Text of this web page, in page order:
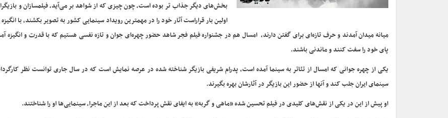
بخش‌های دیگر جذاب تر بوده است، چون چیزی که از شواهد بر می‌آید، فیلمسازان و
اولین بار قراراست آثار خود را در مهمترین رویداد سینمایی کشور به تصویر بکشند، با
میانه میدان آمدند و حرف تازه‌ای برای گفتن دارند، امسال هم در جشنواره فیلم فجر شاهد حضور چهره‌ای جوان و تازه نفسی هستیم که با قدرت و انگیزه
پای خود را سفت کنند و ماندنی باشند.
یکی از چهره جوانی که امسال از تئاتر به سینما آمده است، پدرام شریفی بازیگر شناخته شده در عرصه نمایش است که در سال جاری توانست نظر
سینمای ایران جلب کند و آنها از حضور این بازیگر در آثارشان بهره بگیرند.
او پیش از این در یکی از نقش‌های کلیدی در فیلم تحسین شده «ماهی و گربه» به ایفای نقش پرداخت که بعد از این ماجرا، سینمایی‌ها او را شناختند.